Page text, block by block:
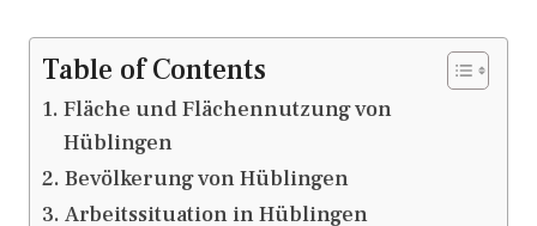
Table of Contents
Fläche und Flächennutzung von
Hüblingen
Bevölkerung von Hüblingen
Arbeitssituation in Hüblingen